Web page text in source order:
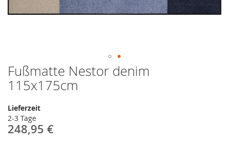
Fußmatte Nestor denim
115x175cm
Lieferzeit
2-3 Tage
248,95 €
Zum
Anfang
der
springen